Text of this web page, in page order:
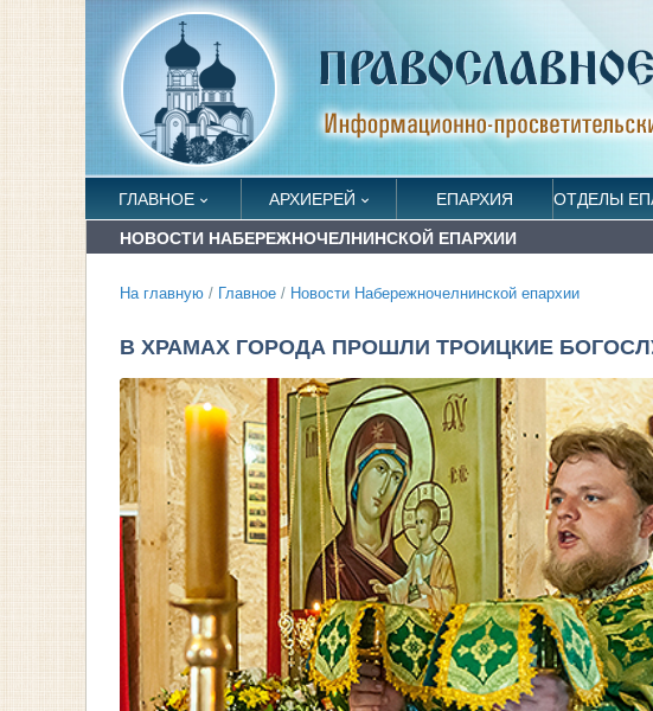
ГЛАВНОЕ АРХИЕРЕЙ ЕПАРХИЯ ОТДЕЛЫ
НОВОСТИ НАБЕРЕЖНОЧЕЛНИНСКОЙ ЕПАРХИИ
На главную / Главное / Новости Набережночелнинской епархии
В ХРАМАХ ГОРОДА ПРОШЛИ ТРОИЦКИЕ